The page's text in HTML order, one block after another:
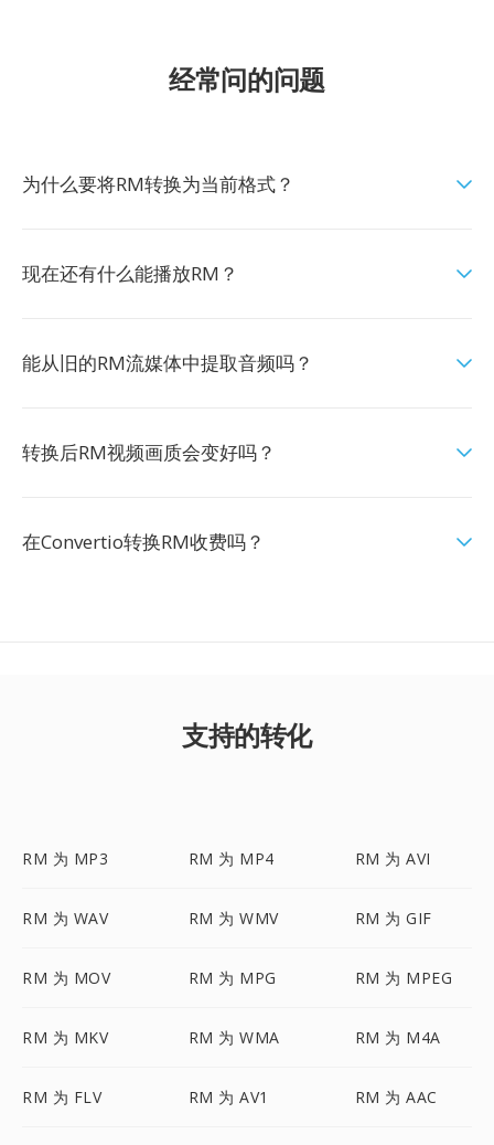
经常问的问题
为什么要将RM转换为当前格式？
现在还有什么能播放RM？
能从旧的RM流媒体中提取音频吗？
转换后RM视频画质会变好吗？
在Convertio转换RM收费吗？
支持的转化
RM 为 MP3 RM 为 MP4 RM 为 AVI
RM 为 WAV RM 为 WMV RM 为 GIF
RM 为 MOV RM 为 MPG RM 为 MPEG
RM 为 MKV RM 为 WMA RM 为 M4A
RM 为 FLV RM 为 AV1 RM 为 AAC